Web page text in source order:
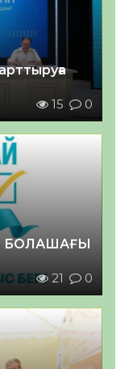
15 0
БОЛАШАҒЫ
21 0